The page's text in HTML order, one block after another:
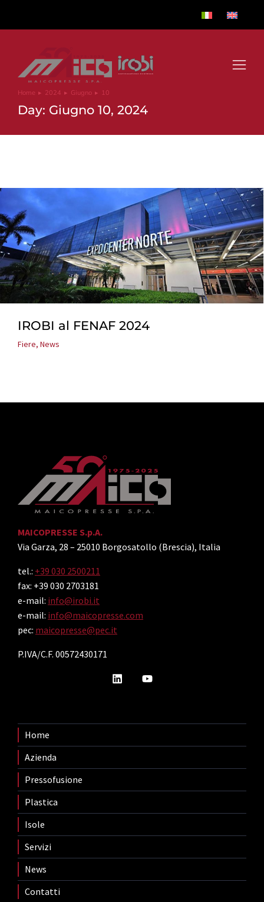
Tu sei qui:
Home 2024 Giugno 10
Day: Giugno 10, 2024
IROBI al FENAF 2024
Fiere, News
MAICOPRESSE S.p.A.
Via Garza, 28 – 25010 Borgosatollo (Brescia), Italia
tel.: +39 030 2500211
fax: +39 030 2703181
e-mail: info@irobi.it
e-mail: info@maicopresse.com
pec: maicopresse@pec.it
P.IVA/C.F. 00572430171
Home
Azienda
Pressofusione
Plastica
Isole
Servizi
News
Contatti